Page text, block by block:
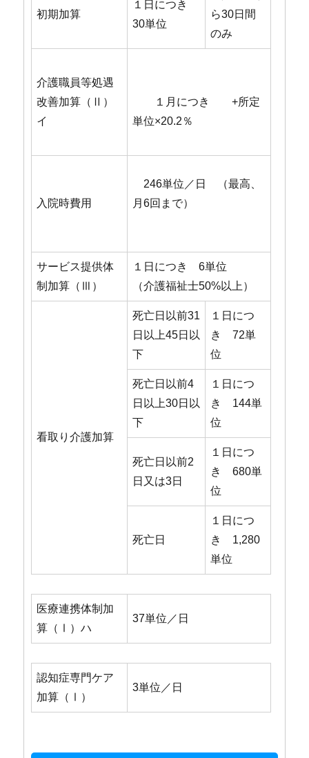
初期加算
１日につき
30単位
ら30日間
のみ
介護職員等処遇
改善加算（Ⅱ）
イ
１月につき +所定
単位×20.2％
入院時費用
246単位／日 （最高、
月6回まで）
サービス提供体
制加算（Ⅲ）
１日につき 6単位
（介護福祉士50%以上）
看取り介護加算
死亡日以前31
日以上45日以
下
１日につ
き 72単
位
死亡日以前4
日以上30日以
下
１日につ
き 144単
位
死亡日以前2
日又は3日
１日につ
き 680単
位
死亡日
１日につ
き 1,280
単位
医療連携体制加
算（Ⅰ）ハ
37単位／日
認知症専門ケア
加算（Ⅰ）
3単位／日